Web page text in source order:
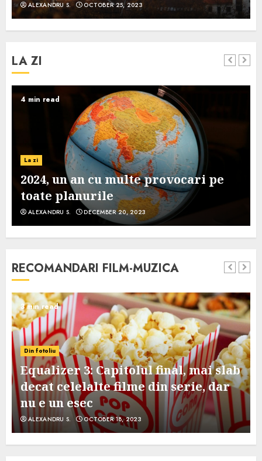
ALEXANDRU S. OCTOBER 25, 2023
LA ZI
4 min read
La zi
2024, un an cu multe provocari pe
toate planurile
ALEXANDRU S. DECEMBER 20, 2023
RECOMANDARI FILM-MUZICA
3 min read
Din fotoliu
Equalizer 3: Capitolul final, mai slab
decat celelalte filme din serie, dar
nu e un esec
ALEXANDRU S. OCTOBER 18, 2023